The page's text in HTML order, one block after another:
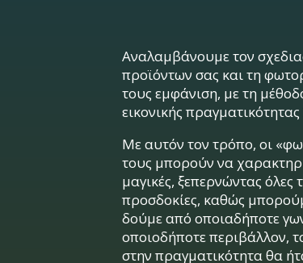
Αναλαμβάνουμε τον
προϊόντων σας και τη
τους εμφάνιση, με τη
εικονικής πραγματικότητας
Με αυτόν τον τρόπο, οι
τους μπορούν να
μαγικές, ξεπερνώντας όλες
προσδοκίες, καθώς
δούμε από οποιαδήποτε
οποιοδήποτε περιβάλλον,
στην πραγματικότητα θα